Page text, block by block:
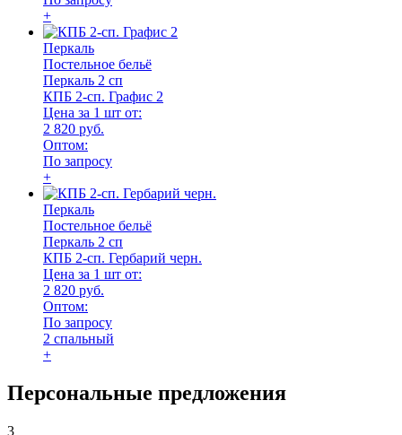
+
Перкаль
Постельное бельё
Перкаль 2 сп
КПБ 2-сп. Графис 2
Цена за 1 шт от:
2 820 руб.
Оптом:
По запросу
+
Перкаль
Постельное бельё
Перкаль 2 сп
КПБ 2-сп. Гербарий черн.
Цена за 1 шт от:
2 820 руб.
Оптом:
По запросу
2 спальный
+
Персональные предложения
3